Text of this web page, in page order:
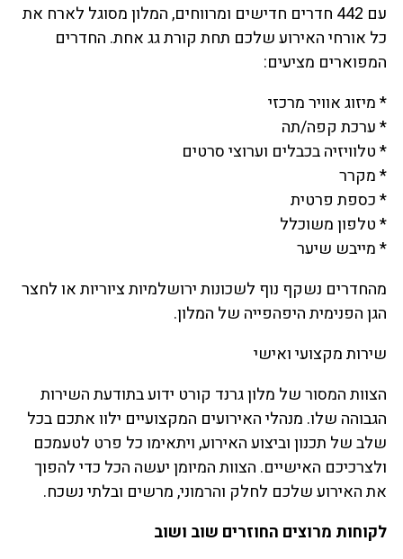
עם 442 חדרים חדישים ומרווחים, המלון מסוגל לארח את
כל אורחי האירוע שלכם תחת קורת גג אחת. החדרים
המפוארים מציעים:
* מיזוג אוויר מרכזי
* ערכת קפה/תה
* טלוויזיה בכבלים וערוצי סרטים
* מקרר
* כספת פרטית
* טלפון משוכלל
* מייבש שיער
מהחדרים נשקף נוף לשכונות ירושלמיות ציוריות או לחצר
הגן הפנימית היפהפייה של המלון.
שירות מקצועי ואישי
הצוות המסור של מלון גרנד קורט ידוע בתודעת השירות
הגבוהה שלו. מנהלי האירועים המקצועיים ילוו אתכם בכל
שלב של תכנון וביצוע האירוע, ויתאימו כל פרט לטעמכם
ולצרכיכם האישיים. הצוות המיומן יעשה הכל כדי להפוך
את האירוע שלכם לחלק והרמוני, מרשים ובלתי נשכח.
לקוחות מרוצים החוזרים שוב ושוב